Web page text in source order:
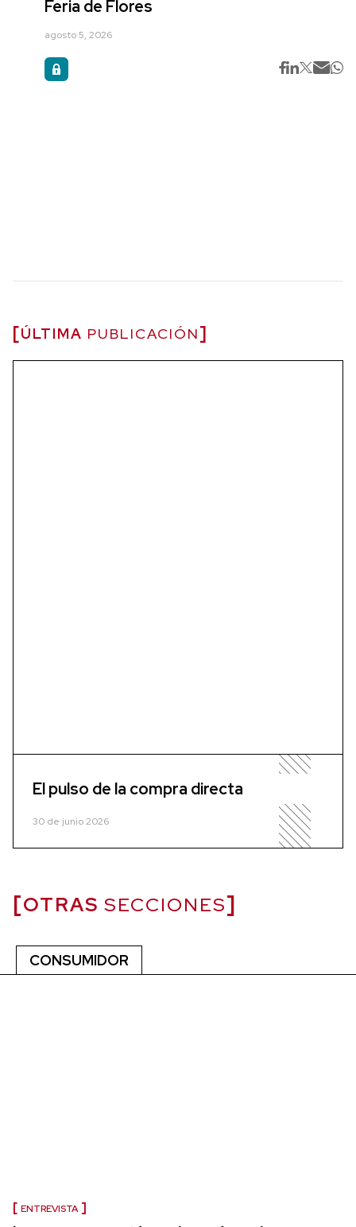
Feria de Flores
agosto 5, 2026
ÚLTIMA PUBLICACIÓN
El pulso de la compra directa
30 de junio 2026
OTRAS SECCIONES
CONSUMIDOR
ENTREVISTA